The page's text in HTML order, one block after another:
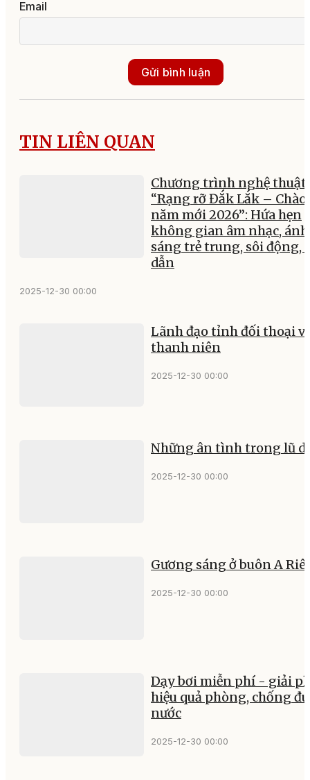
Email
Gửi bình luận
TIN LIÊN QUAN
Chương trình nghệ thuật
“Rạng rỡ Đắk Lắk – Chào
năm mới 2026”: Hứa hẹn
không gian âm nhạc, ánh
sáng trẻ trung, sôi động,
dẫn
2025-12-30 00:00
Lãnh đạo tỉnh đối thoại
thanh niên
2025-12-30 00:00
Những ân tình trong lũ
2025-12-30 00:00
Gương sáng ở buôn A
2025-12-30 00:00
Dạy bơi miễn phí - giải
hiệu quả phòng, chống
nước
2025-12-30 00:00